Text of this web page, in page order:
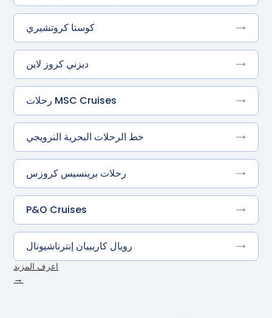
كوستا كروتشيري
ديزني كروز لاين
رحلات MSC Cruises
خط الرحلات البحرية النرويجي
رحلات برينسيس كروزس
P&O Cruises
رويال كاريبيان إنترناشيونال
اعرف المزيد
→